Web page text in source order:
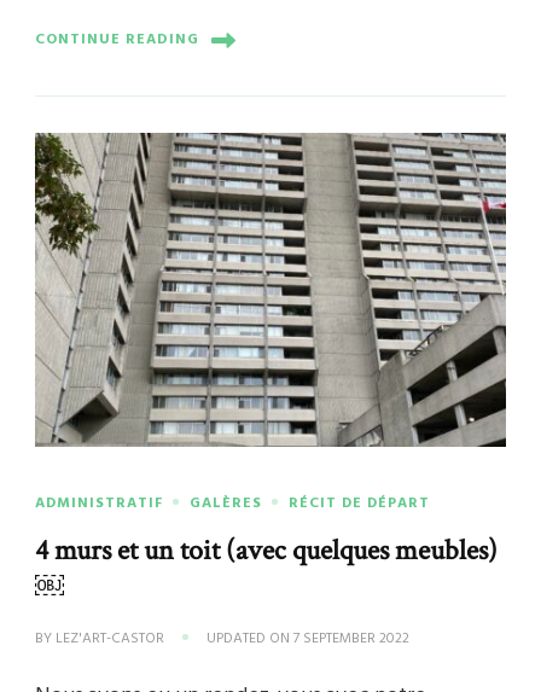
CONTINUE READING
ADMINISTRATIF GALÈRES RÉCIT DE DÉPART
4 murs et un toit (avec quelques meubles)
￼
BY LEZ'ART-CASTOR UPDATED ON 7 SEPTEMBER 2022